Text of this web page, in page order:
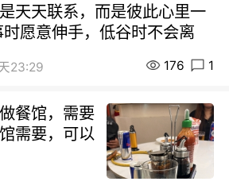
天天联系，而是彼此心里一
愿意伸手，低谷时不会离
23:29 176 1
餐馆，需要
需要，可以